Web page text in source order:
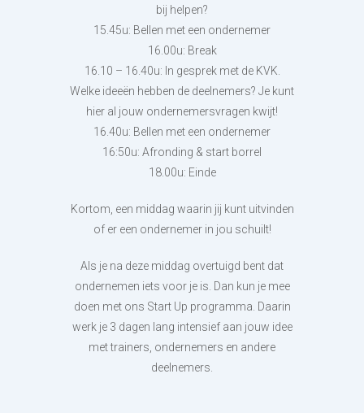
bij helpen?
15.45u: Bellen met een ondernemer
16.00u: Break
16.10 – 16.40u: In gesprek met de KVK.
Welke ideeën hebben de deelnemers? Je kunt
hier al jouw ondernemersvragen kwijt!
16.40u: Bellen met een ondernemer
16:50u: Afronding & start borrel
18.00u: Einde
Kortom, een middag waarin jij kunt uitvinden
of er een ondernemer in jou schuilt!
Als je na deze middag overtuigd bent dat
ondernemen iets voor je is. Dan kun je mee
doen met ons Start Up programma. Daarin
werk je 3 dagen lang intensief aan jouw idee
met trainers, ondernemers en andere
deelnemers.